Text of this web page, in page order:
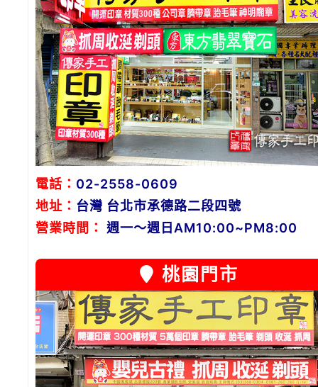
電話： 02-2558-0609
地址： 台灣 台北市承德路二段四號
營業時間：
週一～週日AM10:00~PM8:00
桃園門市